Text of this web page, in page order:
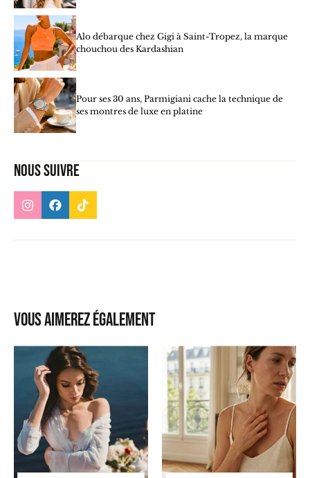
Alo débarque chez Gigi à Saint-Tropez, la marque
chouchou des Kardashian
Pour ses 30 ans, Parmigiani cache la technique de
ses montres de luxe en platine
Nous suivre
Vous aimerez également